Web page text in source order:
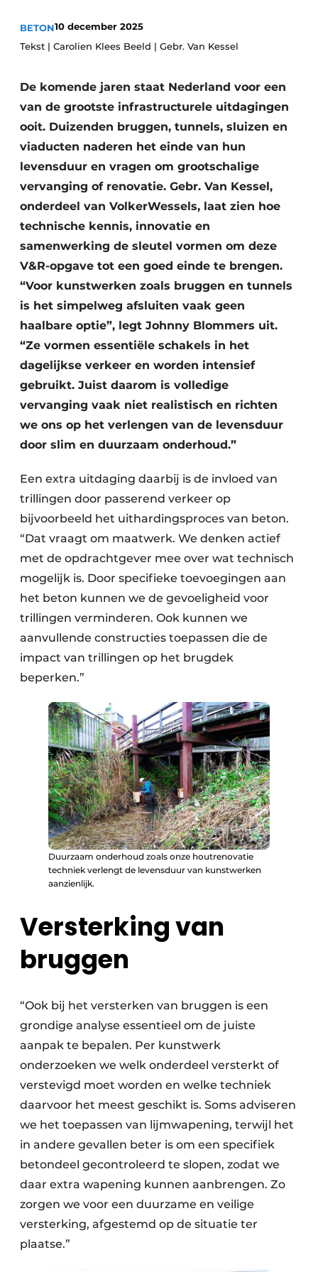
Vacature aanmelden
BETON10 december 2025
Tekst | Carolien Klees Beeld | Gebr. Van Kessel
De komende jaren staat Nederland voor een
van de grootste infrastructurele uitdagingen
ooit. Duizenden bruggen, tunnels, sluizen en
viaducten naderen het einde van hun
levensduur en vragen om grootschalige
vervanging of renovatie. Gebr. Van Kessel,
onderdeel van VolkerWessels, laat zien hoe
technische kennis, innovatie en
samenwerking de sleutel vormen om deze
V&R-opgave tot een goed einde te brengen.
“Voor kunstwerken zoals bruggen en tunnels
is het simpelweg afsluiten vaak geen
haalbare optie”, legt Johnny Blommers uit.
“Ze vormen essentiële schakels in het
dagelijkse verkeer en worden intensief
gebruikt. Juist daarom is volledige
vervanging vaak niet realistisch en richten
we ons op het verlengen van de levensduur
door slim en duurzaam onderhoud.”
Een extra uitdaging daarbij is de invloed van
trillingen door passerend verkeer op
bijvoorbeeld het uithardingsproces van beton.
“Dat vraagt om maatwerk. We denken actief
met de opdrachtgever mee over wat technisch
mogelijk is. Door specifieke toevoegingen aan
het beton kunnen we de gevoeligheid voor
trillingen verminderen. Ook kunnen we
aanvullende constructies toepassen die de
impact van trillingen op het brugdek
beperken.”
Duurzaam onderhoud zoals onze houtrenovatie
techniek verlengt de levensduur van kunstwerken
aanzienlijk.
Versterking van
bruggen
“Ook bij het versterken van bruggen is een
grondige analyse essentieel om de juiste
aanpak te bepalen. Per kunstwerk
onderzoeken we welk onderdeel versterkt of
verstevigd moet worden en welke techniek
daarvoor het meest geschikt is. Soms adviseren
we het toepassen van lijmwapening, terwijl het
in andere gevallen beter is om een specifiek
betondeel gecontroleerd te slopen, zodat we
daar extra wapening kunnen aanbrengen. Zo
zorgen we voor een duurzame en veilige
versterking, afgestemd op de situatie ter
plaatse.”